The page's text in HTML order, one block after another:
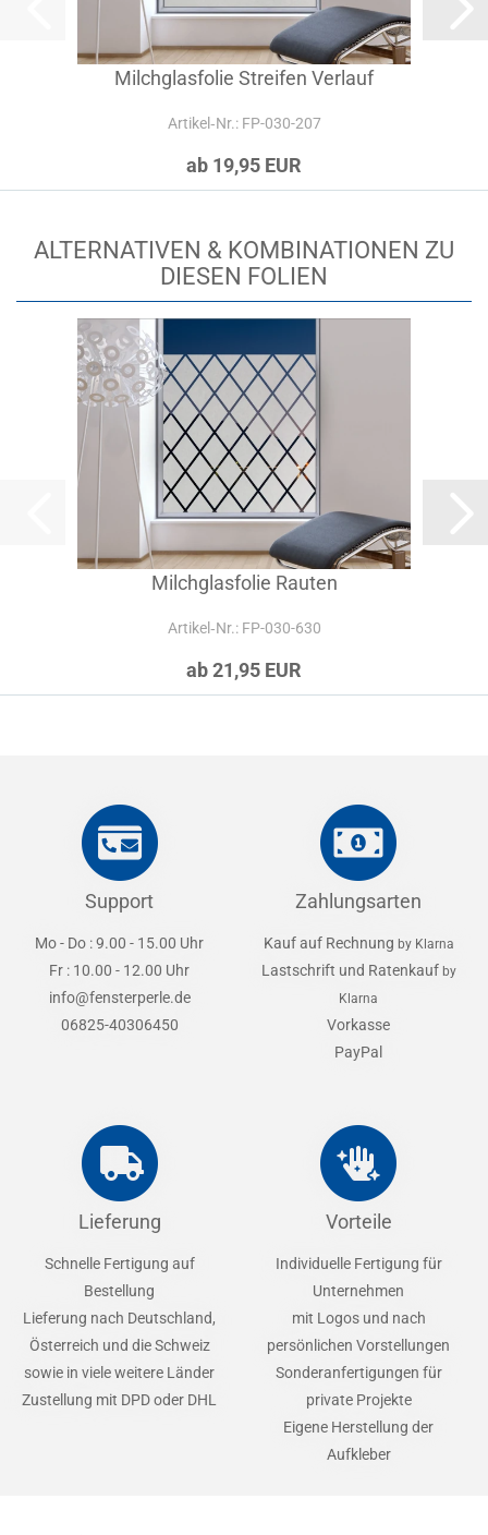
Milchglasfolie Streifen Verlauf
Artikel‑Nr.: FP-030-207
ab 19,95 EUR
ALTERNATIVEN & KOMBINATIONEN ZU
DIESEN FOLIEN
Milchglasfolie Rauten
Artikel‑Nr.: FP-030-630
ab 21,95 EUR
Support
Mo - Do : 9.00 - 15.00 Uhr
Fr : 10.00 - 12.00 Uhr
info@fensterperle.de
06825-40306450
Zahlungsarten
Kauf auf Rechnung by Klarna
Lastschrift und Ratenkauf by
Klarna
Vorkasse
PayPal
Lieferung
Schnelle Fertigung auf
Bestellung
Lieferung nach Deutschland,
Österreich und die Schweiz
sowie in viele weitere Länder
Zustellung mit DPD oder DHL
Vorteile
Individuelle Fertigung für
Unternehmen
mit Logos und nach
persönlichen Vorstellungen
Sonderanfertigungen für
private Projekte
Eigene Herstellung der
Aufkleber